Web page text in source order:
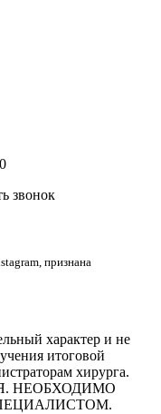
звонок
признана
характер и не
итоговой
хирурга.
НЕОБХОДИМО